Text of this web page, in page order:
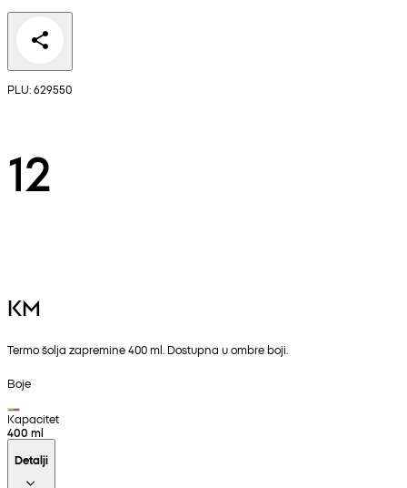
PLU: 629550
12
KM
Termo šolja zapremine 400 ml. Dostupna u ombre boji.
Boje
Kapacitet
400 ml
Detalji